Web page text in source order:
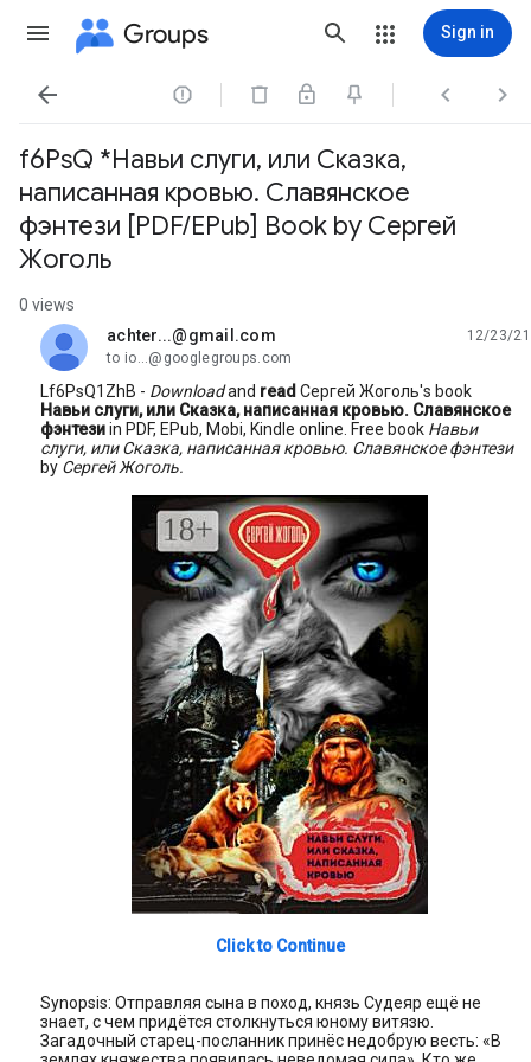
Groups Sign in
   
f6PsQ *Навьи слуги, или Сказка,
написанная кровью. Славянское
фэнтези [PDF/EPub] Book by Сергей
Жоголь
0 views
achter...@gmail.com
unread,
12/23/21
to io...@googlegroups.com
Lf6PsQ1ZhB - Downloadand read Сергей Жоголь's book
Навьи слуги, или Сказка, написанная кровью. Славянское
фэнтезиin PDF, EPub, Mobi, Kindle online. Free book Навьи
слуги, или Сказка, написанная кровью. Славянское фэнтези
by Сергей Жоголь.
Click to Continue
Synopsis: Отправляя сына в поход, князь Судеяр ещё не
знает, с чем придётся столкнуться юному витязю.
Загадочный старец-посланник принёс недобрую весть: «В